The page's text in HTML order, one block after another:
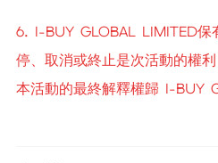
6. I-BUY GLOBAL LIMITED保
停、取消或終止是次活動的權
本活動的最終解釋權歸 I-BUY